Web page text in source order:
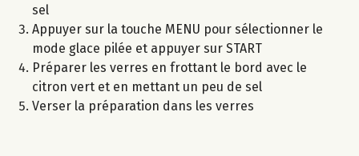
sel
Appuyer sur la touche MENU pour sélectionner le
mode glace pilée et appuyer sur START
Préparer les verres en frottant le bord avec le
citron vert et en mettant un peu de sel
Verser la préparation dans les verres